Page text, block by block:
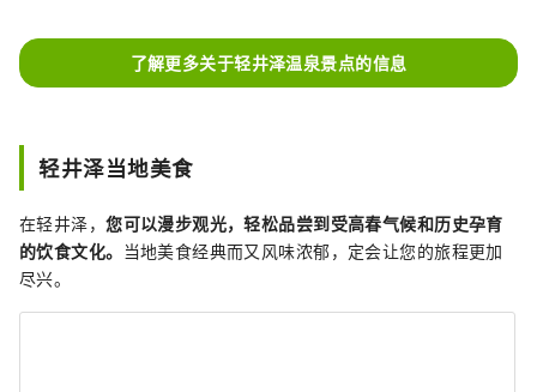
了解更多关于轻井泽温泉景点的信息
轻井泽当地美食
在轻井泽，您可以漫步观光，轻松品尝到受高春气候和历史孕育
的饮食文化。 当地美食经典而又风味浓郁，定会让您的旅程更加
尽兴。